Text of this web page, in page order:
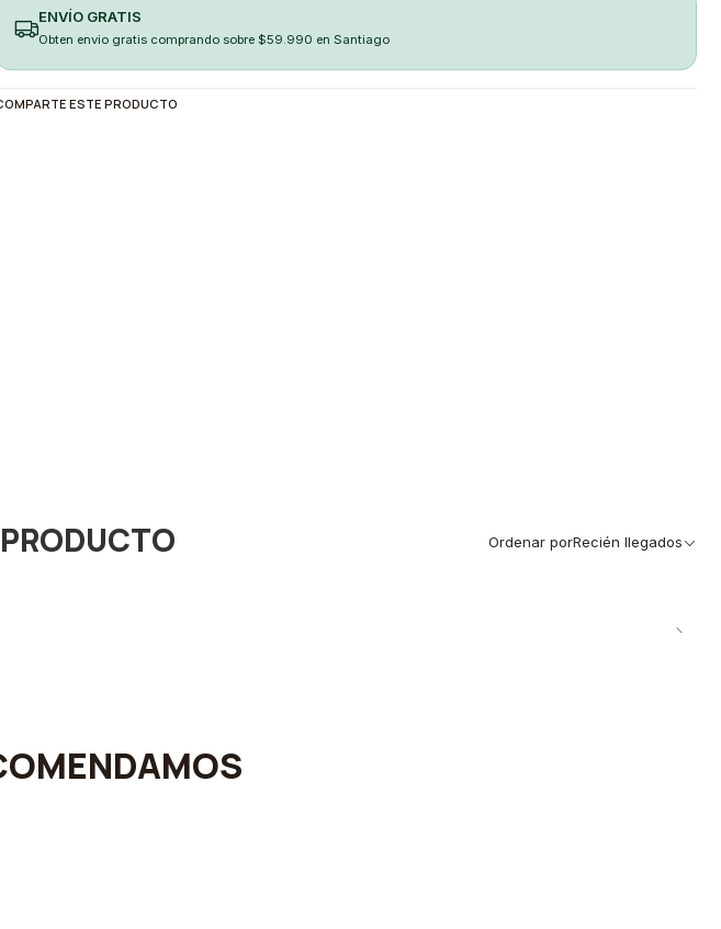
ENVÍO GRATIS
Obten envio gratis comprando sobre $59.990 en Santiago
ESTE PRODUCTO
Ordenar porRecién llegados